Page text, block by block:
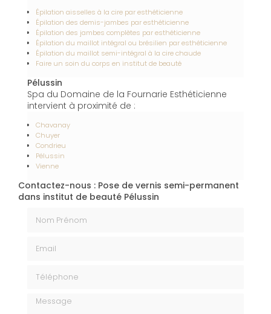
Épilation aisselles à la cire par esthéticienne
Épilation des demis-jambes par esthéticienne
Épilation des jambes complètes par esthéticienne
Épilation du maillot intégral ou brésilien par esthéticienne
Épilation du maillot semi-intégral à la cire chaude
Faire un soin du corps en institut de beauté
Pélussin
Spa du Domaine de la Fournarie Esthéticienne
intervient à proximité de :
Chavanay
Chuyer
Condrieu
Pélussin
Vienne
Contactez-nous : Pose de vernis semi-permanent
dans institut de beauté Pélussin
Message